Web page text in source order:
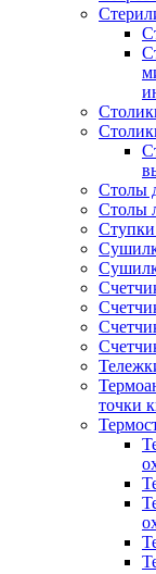
Столы
Столы
Ступки
точки